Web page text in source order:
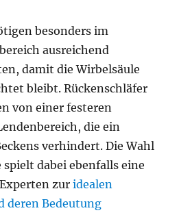
besonders im
ausreichend
damit die Wirbelsäule
bleibt. Rückenschläfer
von einer festeren
die ein
verhindert. Die Wahl
dabei ebenfalls eine
zuridealen
deren Bedeutung